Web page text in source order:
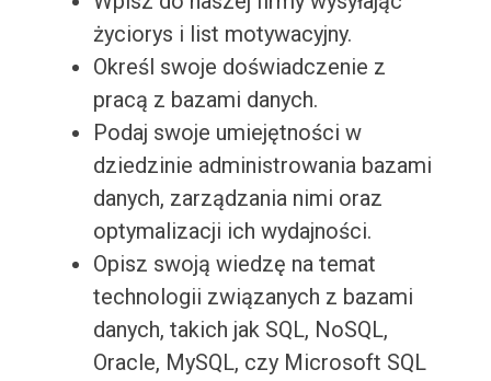
życiorys i list motywacyjny.
Określ swoje doświadczenie z
pracą z bazami danych.
Podaj swoje umiejętności w
dziedzinie administrowania bazami
danych, zarządzania nimi oraz
optymalizacji ich wydajności.
Opisz swoją wiedzę na temat
technologii związanych z bazami
danych, takich jak SQL, NoSQL,
Oracle, MySQL, czy Microsoft SQL